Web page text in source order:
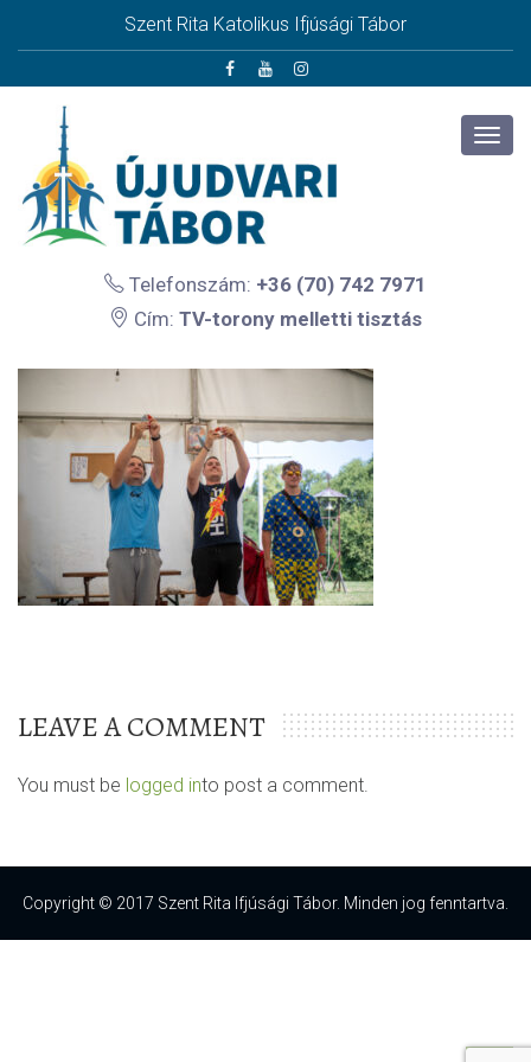
Szent Rita Katolikus Ifjúsági Tábor
Telefonszám: +36 (70) 742 7971
Cím: TV-torony melletti tisztás
LEAVE A COMMENT
You must be logged into post a comment.
Copyright © 2017 Szent Rita Ifjúsági Tábor. Minden jog fenntartva.